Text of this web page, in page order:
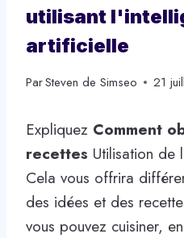
utilisant
artificielle
ParSteven de Simseo 21
Expliquez Comment
recettes Utilisation de
Cela vous offrira
des idées et des
vous pouvez cuisiner,